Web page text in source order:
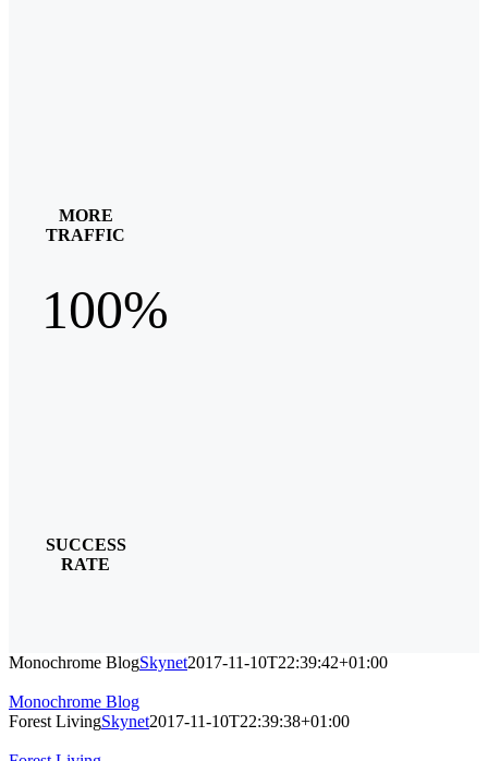
MORE
TRAFFIC
100%
SUCCESS
RATE
Monochrome BlogSkynet2017-11-10T22:39:42+01:00
Monochrome Blog
Forest LivingSkynet2017-11-10T22:39:38+01:00